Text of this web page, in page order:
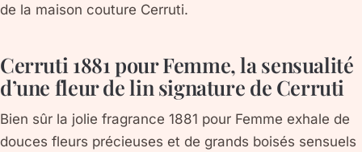
de la maison couture Cerruti.
Cerruti 1881 pour Femme, la sensualité
d’une fleur de lin signature de Cerruti
Bien sûr la jolie fragrance 1881 pour Femme exhale de
douces fleurs précieuses et de grands boisés sensuels